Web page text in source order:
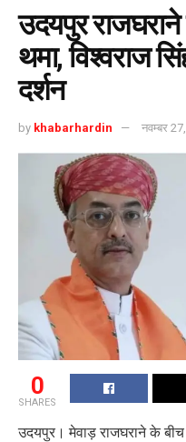
उदयपुर राजघराने
थमा, विश्वराज
दर्शन
by khabarhardin नवम्बर
0
SHARES
उदयपुर। मेवाड़ राजघराने के